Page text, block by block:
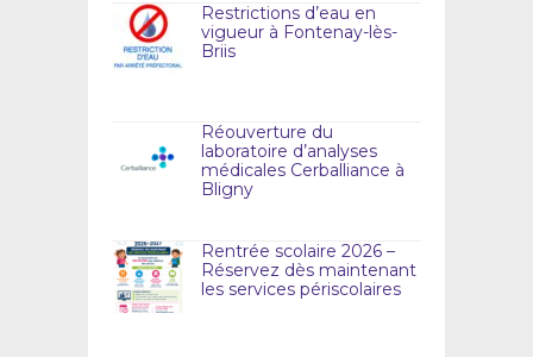
Restrictions d’eau en
vigueur à Fontenay-lès-
Briis
Réouverture du
laboratoire d’analyses
médicales Cerballiance à
Bligny
Rentrée scolaire 2026 –
Réservez dès maintenant
les services périscolaires